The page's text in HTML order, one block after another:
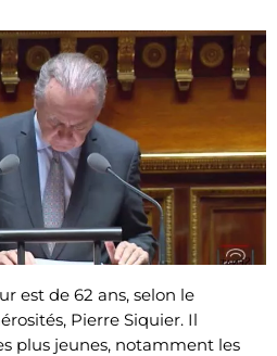
est de 62 ans, selon le
Pierre Siquier. Il
plus jeunes, notamment les